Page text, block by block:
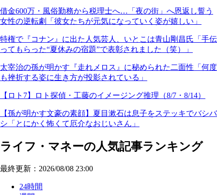
借金600万・風俗勤務から税理士へ…「夜の街」へ恩返し誓う
女性の逆転劇「彼女たちが元気になっていく姿が嬉しい」
特権で『コナン』に出た人気芸人、いとこは青山剛昌氏「手伝
ってもらった“夏休みの宿題”で表彰されました（笑）」
太宰治の孫が明かす『走れメロス』に秘められた二面性「何度
も挫折する姿に生き方が投影されている」
【ロト7】ロト探偵・工藤のイメージング推理（8/7・8/14）
【孫が明かす文豪の素顔】夏目漱石は息子をステッキでバシバ
シ「とにかく怖くて厄介なおじいさん」
ライフ・マネーの人気記事ランキング
最終更新：2026/08/08 23:00
24時間